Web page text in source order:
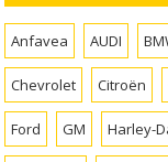
Anfavea AUDI
Chevrolet Citroën
Ford GM Harley-